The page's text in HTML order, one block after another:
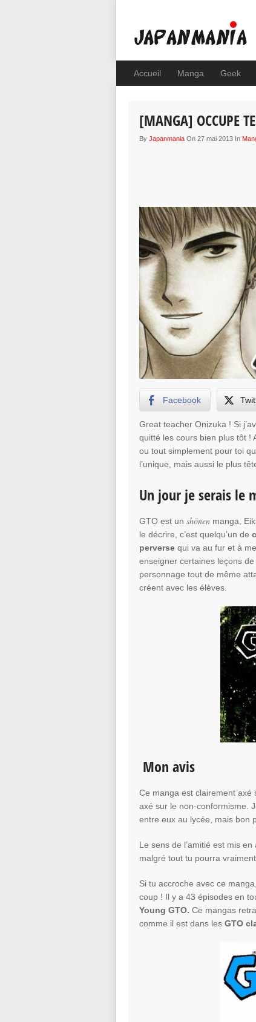
Accueil Manga Geek
[MANGA] OCCUPE
ByJapanmania On 27 mai 2013 In
Facebook
Great teacher Onizuka ! Si
quitté les cours bien plus tôt !
ou tout simplement pour toi
l’unique, mais aussi le plus
Un jour je serais le
GTO est unshōnen manga,
le décrire, c’est quelqu’un de
perverse qui va au fur et à
enseigner certaines leçons
personnage tout de même
créent avec les élèves.
Mon avis
Ce manga est clairement axé
axé sur le non-conformisme.
entre eux au lycée, mais bon
Le sens de l’amitié est mis
malgré tout tu pourra
Si tu accroche avec ce
coup ! Il y a 43 épisodes en
Young GTO.Ce mangas
comme il est dans les GTO